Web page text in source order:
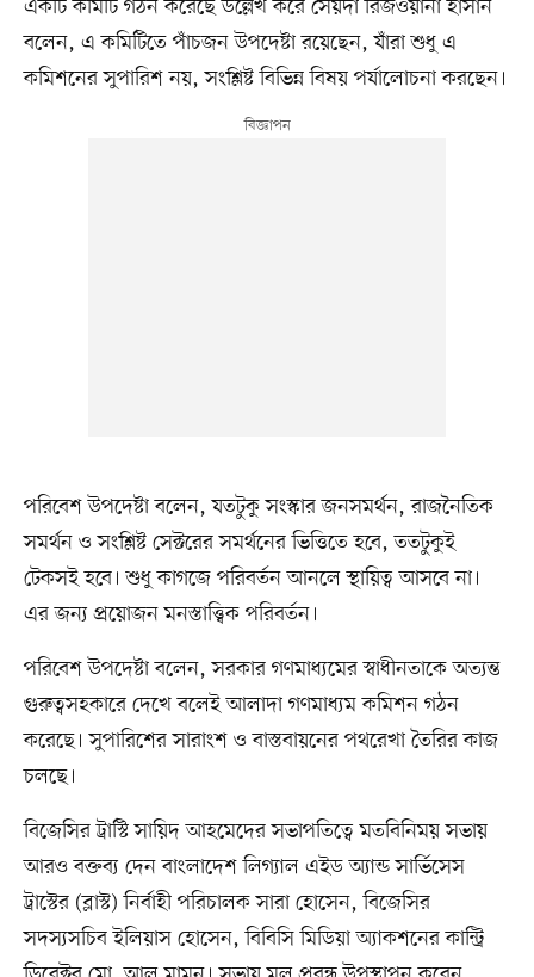
একটি কমিটি গঠন করেছে উল্লেখ করে সৈয়দা রিজওয়ানা হাসান
বলেন, এ কমিটিতে পাঁচজন উপদেষ্টা রয়েছেন, যাঁরা শুধু এ
কমিশনের সুপারিশ নয়, সংশ্লিষ্ট বিভিন্ন বিষয় পর্যালোচনা করছেন।
পরিবেশ উপদেষ্টা বলেন, যতটুকু সংস্কার জনসমর্থন, রাজনৈতিক
সমর্থন ও সংশ্লিষ্ট সেক্টরের সমর্থনের ভিত্তিতে হবে, ততটুকুই
টেকসই হবে। শুধু কাগজে পরিবর্তন আনলে স্থায়িত্ব আসবে না।
এর জন্য প্রয়োজন মনস্তাত্ত্বিক পরিবর্তন।
পরিবেশ উপদেষ্টা বলেন, সরকার গণমাধ্যমের স্বাধীনতাকে অত্যন্ত
গুরুত্বসহকারে দেখে বলেই আলাদা গণমাধ্যম কমিশন গঠন
করেছে। সুপারিশের সারাংশ ও বাস্তবায়নের পথরেখা তৈরির কাজ
চলছে।
বিজেসির ট্রাস্টি সায়িদ আহমেদের সভাপতিত্বে মতবিনিময় সভায়
আরও বক্তব্য দেন বাংলাদেশ লিগ্যাল এইড অ্যান্ড সার্ভিসেস
ট্রাস্টের (ব্লাস্ট) নির্বাহী পরিচালক সারা হোসেন, বিজেসির
সদস্যসচিব ইলিয়াস হোসেন, বিবিসি মিডিয়া অ্যাকশনের কান্ট্রি